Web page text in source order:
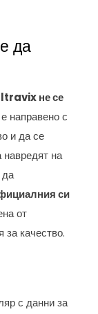
да
не се
направено с
и да се
навредят на
да
си
от
за качество.
с данни за